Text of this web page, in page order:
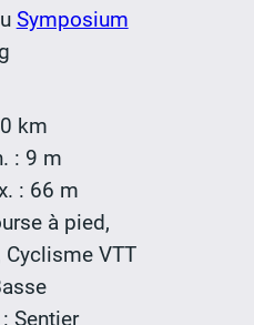
Symposium
km
: 9 m
: 66 m
à pied,
Cyclisme VTT
Sentier